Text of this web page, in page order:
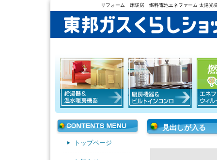
リフォーム 床暖房 燃料電池エネファーム 太陽光
トップページ
見出しが入る